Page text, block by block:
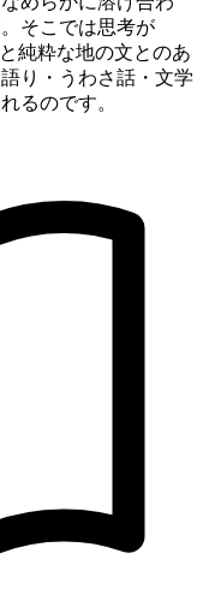
そこでは思考が
と純粋な地の文とのあ
り・うわさ話・文学
るのです。